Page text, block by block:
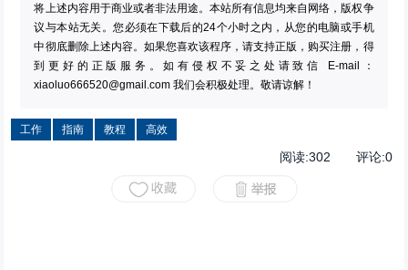
将上述内容用于商业或者非法用途。本站所有信息均来自网络，版权争
议与本站无关。您必须在下载后的24个小时之内，从您的电脑或手机
中彻底删除上述内容。如果您喜欢该程序，请支持正版，购买注册，得
到更好的正版服务。如有侵权不妥之处请致信 E-mail：
xiaoluo666520@gmail.com 我们会积极处理。敬请谅解！
工作 指南 教程 高效
阅读:302 评论:0